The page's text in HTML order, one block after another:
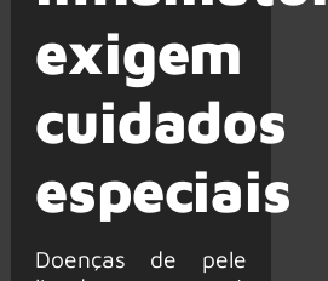
exigem
cuidados
especiais
Doenças de pele